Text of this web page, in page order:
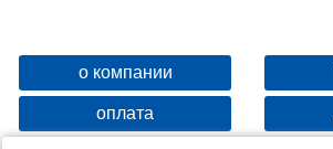
о компании
оплата